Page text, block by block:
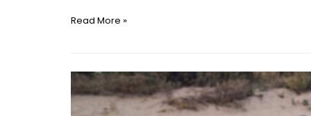
Read More »
Luctus
non